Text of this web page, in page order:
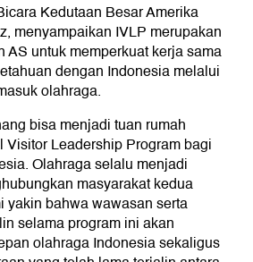
Kedutaan Besar Amerika
menyampaikan IVLP merupakan
AS untuk memperkuat kerja sama
dengan Indonesia melalui
olahraga.
bisa menjadi tuan rumah
Visitor Leadership Program bagi
Olahraga selalu menjadi
masyarakat kedua
yakin bahwa wawasan serta
selama program ini akan
olahraga Indonesia sekaligus